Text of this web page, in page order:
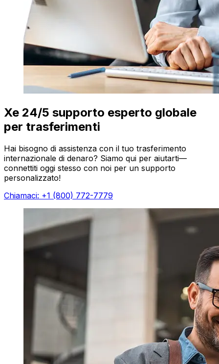
Xe 24/5 supporto esperto globale
per trasferimenti
Hai bisogno di assistenza con il tuo trasferimento
internazionale di denaro? Siamo qui per aiutarti—
connettiti oggi stesso con noi per un supporto
personalizzato!
Chiamaci: +1 (800) 772-7779